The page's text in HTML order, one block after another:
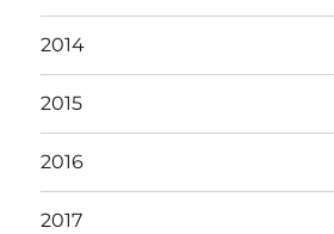
2014
2015
2016
2017